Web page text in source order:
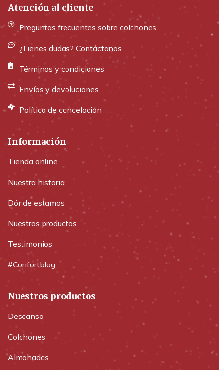
Atención al cliente
Preguntas frecuentes sobre colchones
¿Tienes dudas? Contáctanos
Términos y condiciones
Envíos y devoluciones
Política de cancelación
Información
Tienda online
Nuestra historia
Dónde estamos
Nuestros productos
Testimonios
#Confortblog
Nuestros productos
Descanso
Colchones
Almohadas